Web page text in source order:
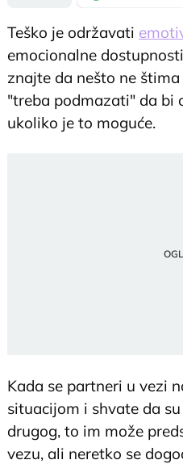
Teško je održavati
emocionalne
znajte da nešto ne
"treba podmazati" da bi
ukoliko je to moguće.
Kada se partneri u vezi
situacijom i shvate da
drugog, to im može
vezu, ali neretko se